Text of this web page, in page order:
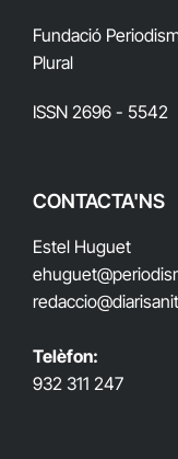
Fundació
Plural
ISSN 2696 - 5542
CONTACTA'NS
Estel Huguet
ehuguet
Telèfon:
932 311 247